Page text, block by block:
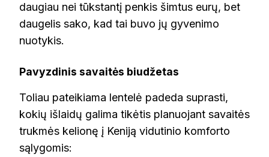
daugiau nei tūkstantį penkis šimtus eurų, bet
daugelis sako, kad tai buvo jų gyvenimo
nuotykis.
Pavyzdinis savaitės biudžetas
Toliau pateikiama lentelė padeda suprasti,
kokių išlaidų galima tikėtis planuojant savaitės
trukmės kelionę į Keniją vidutinio komforto
sąlygomis: